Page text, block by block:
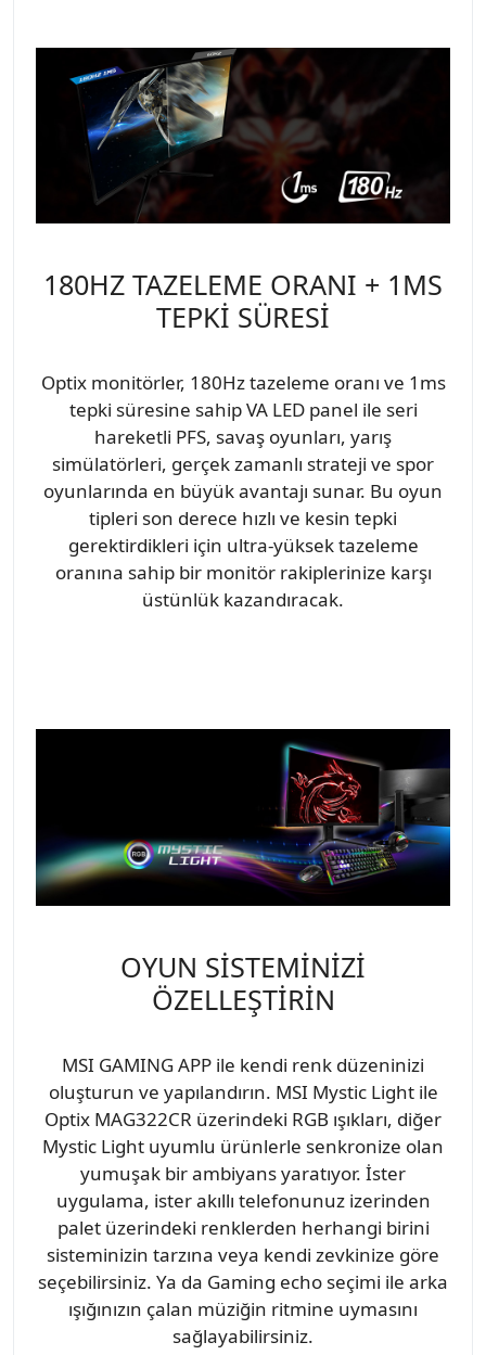
180HZ TAZELEME ORANI + 1MS
TEPKİ SÜRESİ
Optix monitörler, 180Hz tazeleme oranı ve 1ms
tepki süresine sahip VA LED panel ile seri
hareketli PFS, savaş oyunları, yarış
simülatörleri, gerçek zamanlı strateji ve spor
oyunlarında en büyük avantajı sunar. Bu oyun
tipleri son derece hızlı ve kesin tepki
gerektirdikleri için ultra-yüksek tazeleme
oranına sahip bir monitör rakiplerinize karşı
üstünlük kazandıracak.
OYUN SİSTEMİNİZİ
ÖZELLEŞTİRİN
MSI GAMING APP ile kendi renk düzeninizi
oluşturun ve yapılandırın. MSI Mystic Light ile
Optix MAG322CR üzerindeki RGB ışıkları, diğer
Mystic Light uyumlu ürünlerle senkronize olan
yumuşak bir ambiyans yaratıyor. İster
uygulama, ister akıllı telefonunuz izerinden
palet üzerindeki renklerden herhangi birini
sisteminizin tarzına veya kendi zevkinize göre
seçebilirsiniz. Ya da Gaming echo seçimi ile arka
ışığınızın çalan müziğin ritmine uymasını
sağlayabilirsiniz.